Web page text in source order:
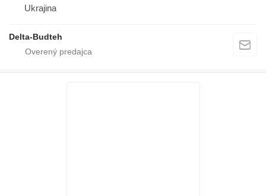
Ukrajina
Delta-Budteh